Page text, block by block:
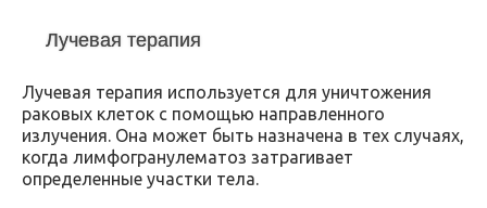
Лучевая терапия
Лучевая терапия используется для уничтожения
раковых клеток с помощью направленного
излучения. Она может быть назначена в тех случаях,
когда лимфогранулематоз затрагивает
определенные участки тела.